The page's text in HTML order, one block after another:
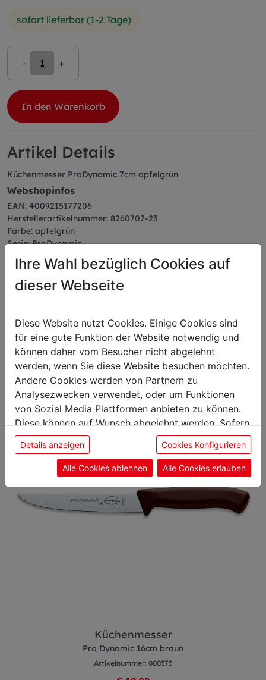
sofort lieferbar (1-2 Tage)
- +
In den Warenkorb
Artikel Details
Küchenmesser ProDynamic 7cm apfelgrün
Webshopinfos
EAN: 4009215177206
Herstellerartikelnummer: 8260707-23
Farbe: apfelgrün
Serie: ProDynamic
Das könnte Sie auch
interessieren
Küchenmesser
Pro Dynamic 16cm braun
Artikelnummer: 000375
Küchenmesser
Ihre Wahl bezüglich Cookies auf
dieser Webseite
Diese Website nutzt Cookies. Einige Cookies sind
für eine gute Funktion der Website notwendig und
können daher vom Besucher nicht abgelehnt
werden, wenn Sie diese Website besuchen möchten.
Andere Cookies werden von Partnern zu
Analysezwecken verwendet, oder um Funktionen
von Sozial Media Plattformen anbieten zu können.
Diese können auf Wunsch abgelehnt werden. Sofern
sie unsere Webseite weiter nutzen, geben Sie
Einwilligung zu unseren Cookies.
Details anzeigen Cookies Konfigurieren
Alle Cookies ablehnen Alle Cookies erlauben